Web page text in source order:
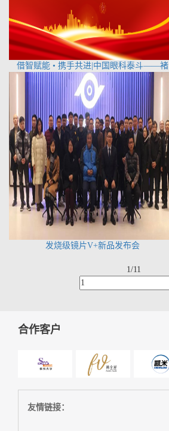
借智赋能 • 携手共进|中国眼科泰斗——褚
发烧级镜片V+新品发布会
1/11
合作客户
友情链接：